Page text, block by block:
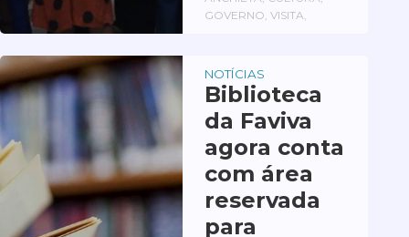
GOVERNO, VISITA,
NOTÍCIAS
Biblioteca
da Faviva
agora conta
com área
reservada
para